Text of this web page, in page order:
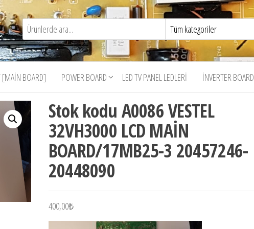
[MAIN BOARD] POWER BOARD LED TV PANEL LEDLERI İNVERTER BOARD
Stok kodu A0086 VESTEL
32VH3000 LCD MAİN
BOARD/17MB25-3 20457246-
20448090
400,00₺